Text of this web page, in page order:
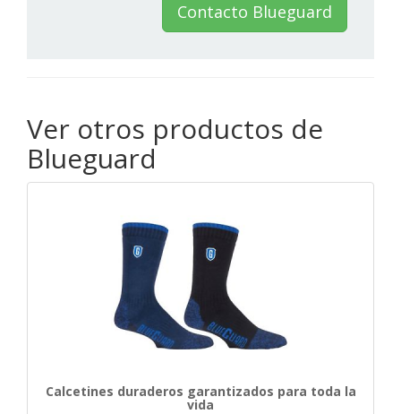
Contacto Blueguard
Ver otros productos de
Blueguard
Calcetines duraderos garantizados para toda la
vida